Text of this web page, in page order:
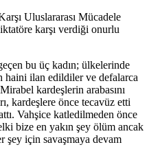
Uluslararası Mücadele
karşı verdiği onurlu
bu üç kadın; ülkelerinde
haini ilan edildiler ve defalarca
kardeşlerin arabasını
kardeşlere önce tecavüz etti
Vahşice katledilmeden önce
bize en yakın şey ölüm ancak
şey için savaşmaya devam